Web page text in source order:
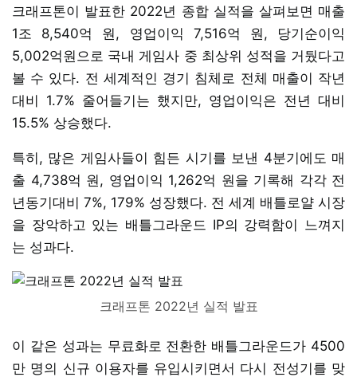
크래프톤이 발표한 2022년 종합 실적을 살펴보면 매출
1조 8,540억 원, 영업이익 7,516억 원, 당기순이익
5,002억원으로 국내 게임사 중 최상위 성적을 거뒀다고
볼 수 있다. 전 세계적인 경기 침체로 전체 매출이 작년
대비 1.7% 줄어들기는 했지만, 영업이익은 전년 대비
15.5% 상승했다.
특히, 많은 게임사들이 힘든 시기를 보낸 4분기에도 매
출 4,738억 원, 영업이익 1,262억 원을 기록해 각각 전
년동기대비 7%, 179% 성장했다. 전 세계 배틀로얄 시장
을 장악하고 있는 배틀그라운드 IP의 강력함이 느껴지
는 성과다.
크래프톤 2022년 실적 발표
이 같은 성과는 무료화로 전환한 배틀그라운드가 4500
만 명의 신규 이용자를 유입시키면서 다시 전성기를 맞